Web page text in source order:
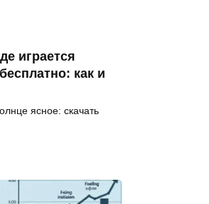
играется
как и
ясное: скачать